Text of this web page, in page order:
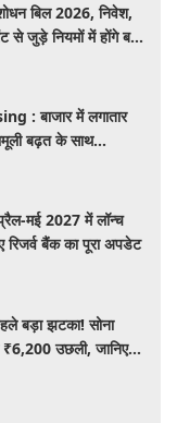
बिल 2026, निवेश,
से जुड़े नियमों में होंगे बड़े
: बाजार में लगातार
बढ़त के साथ
मई 2027 में लॉन्च
रिजर्व बैंक का पूरा अपडेट
बड़ा झटका! सोना
उछली, जानिए